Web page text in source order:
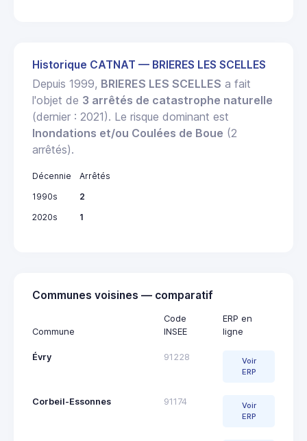
Historique CATNAT — BRIERES LES SCELLES
Depuis 1999, BRIERES LES SCELLES a fait
l'objet de 3 arrêtés de catastrophe naturelle
(dernier : 2021). Le risque dominant est
Inondations et/ou Coulées de Boue (2
arrêtés).
Décennie
Arrêtés
1990s
2
2020s
1
Communes voisines — comparatif
Commune
Code
INSEE
ERP en
ligne
Évry 91228
Voir
ERP
Corbeil-Essonnes 91174
Voir
ERP